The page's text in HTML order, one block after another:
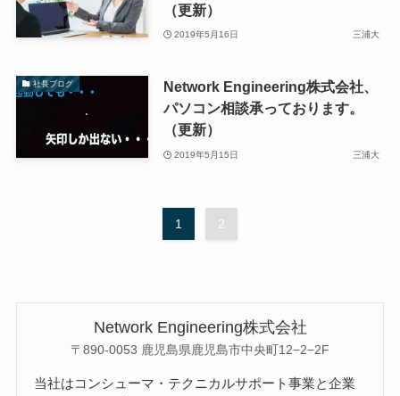
（更新）
2019年5月16日 三浦大
社長ブログ
Network Engineering株式会社、
パソコン相談承っております。
（更新）
2019年5月15日 三浦大
1 2
Network Engineering株式会社
〒890-0053 鹿児島県鹿児島市中央町12−2−2F
当社はコンシューマ・テクニカルサポート事業と企業